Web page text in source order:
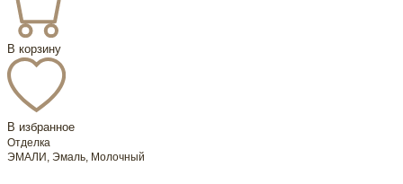
В корзину
В избранное
Отделка
ЭМАЛИ, Эмаль, Молочный